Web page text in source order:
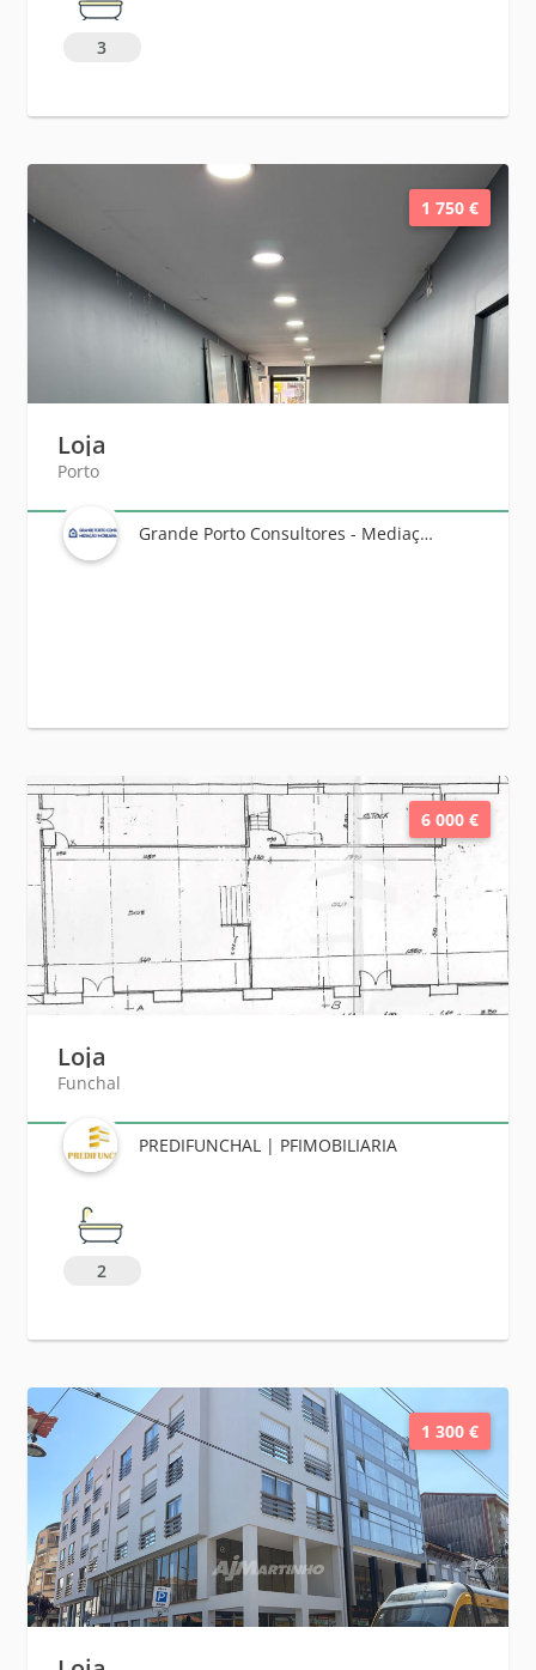
3
1 750 €
Loja
Porto
Grande Porto Consultores - Mediação Imobiliária
6 000 €
Loja
Funchal
PREDIFUNCHAL | PFIMOBILIARIA
2
1 300 €